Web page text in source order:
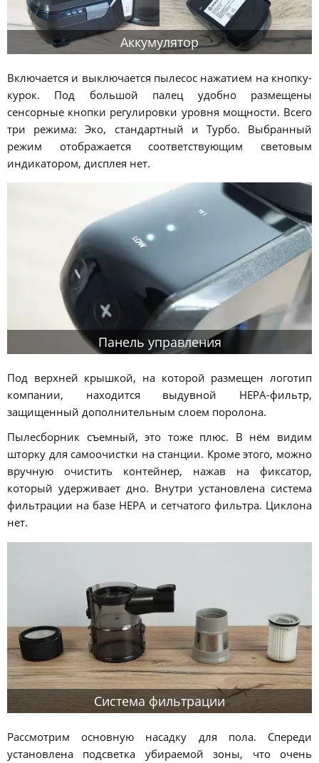
Аккумулятор
Включается и выключается пылесос нажатием на кнопку-
курок. Под большой палец удобно размещены
сенсорные кнопки регулировки уровня мощности. Всего
три режима: Эко, стандартный и Турбо. Выбранный
режим отображается соответствующим световым
индикатором, дисплея нет.
Панель управления
Под верхней крышкой, на которой размещен логотип
компании, находится выдувной HEPA-фильтр,
защищенный дополнительным слоем поролона.
Пылесборник съемный, это тоже плюс. В нём видим
шторку для самоочистки на станции. Кроме этого, можно
вручную очистить контейнер, нажав на фиксатор,
который удерживает дно. Внутри установлена система
фильтрации на базе HEPA и сетчатого фильтра. Циклона
нет.
Система фильтрации
Рассмотрим основную насадку для пола. Спереди
установлена подсветка убираемой зоны, что очень